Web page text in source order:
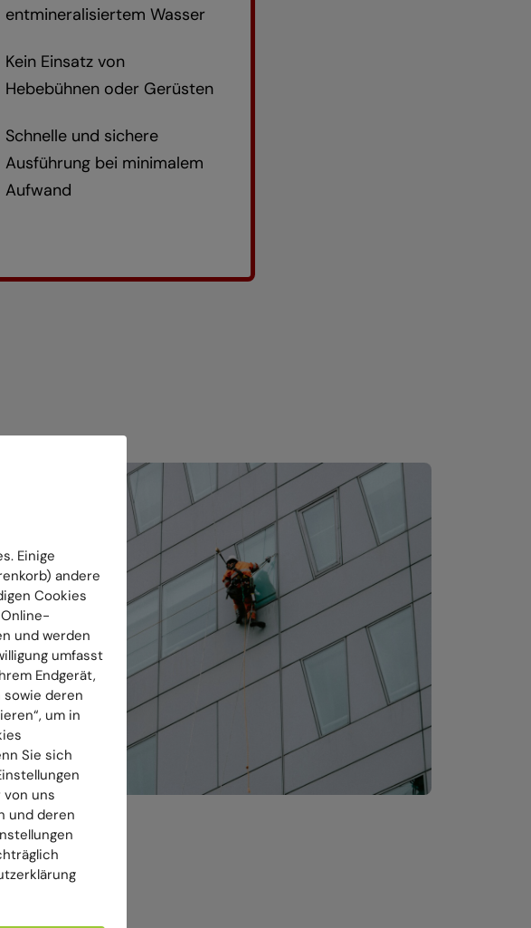
entmineralisiertem Wasser
Kein Einsatz von
Hebebühnen oder Gerüsten
Schnelle und sichere
Ausführung bei minimalem
Aufwand
Einige
andere
Cookies
und werden
umfasst
Endgerät,
sowie deren
um in
Sie sich
uns
und deren